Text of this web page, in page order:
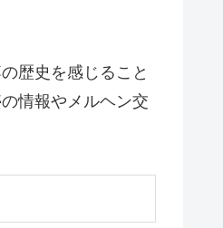
歴史を感じること
情報やメルヘン交